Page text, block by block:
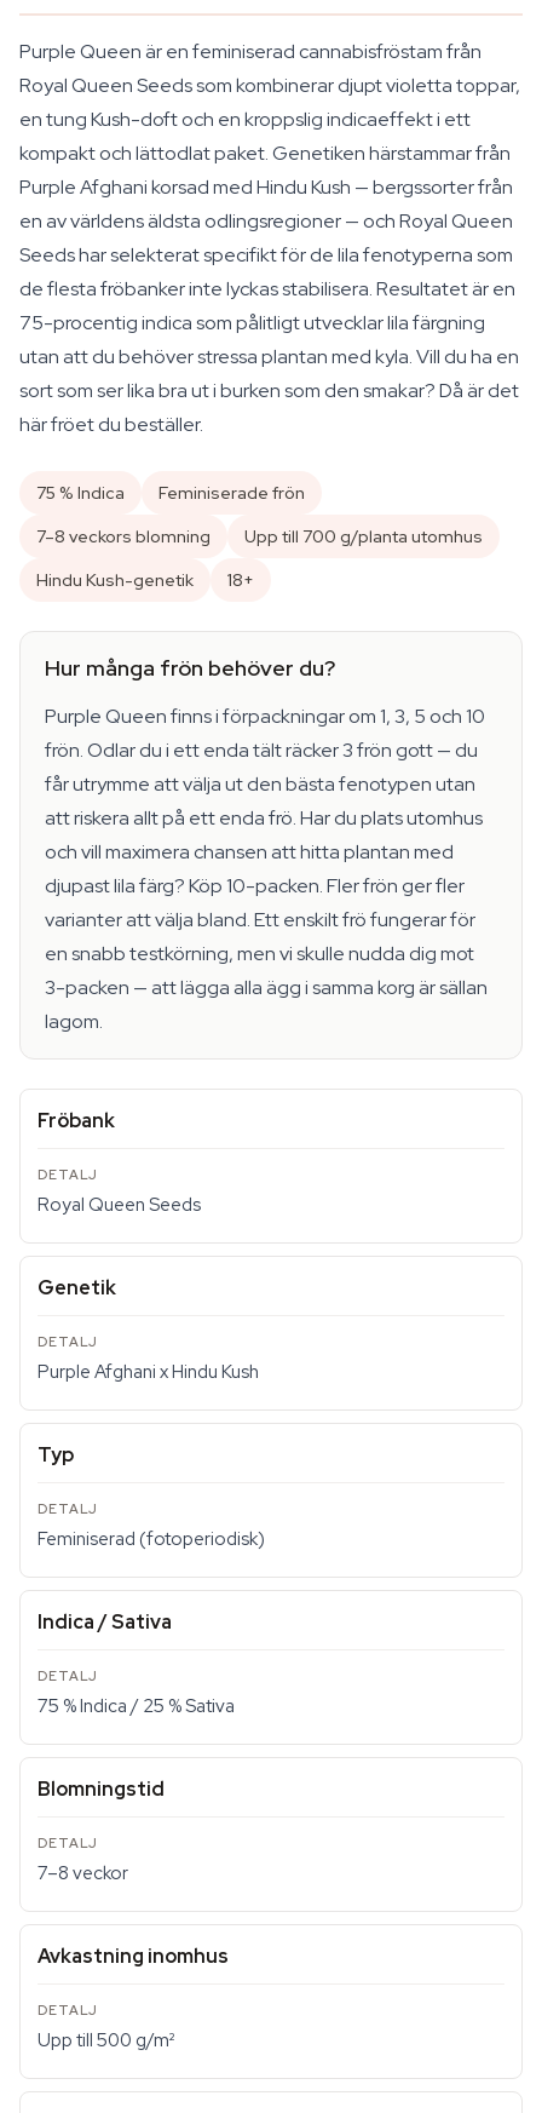
Purple Queen är en feminiserad cannabisfröstam från
Royal Queen Seeds som kombinerar djupt violetta toppar,
en tung Kush-doft och en kroppslig indicaeffekt i ett
kompakt och lättodlat paket. Genetiken härstammar från
Purple Afghani korsad med Hindu Kush — bergssorter från
en av världens äldsta odlingsregioner — och Royal Queen
Seeds har selekterat specifikt för de lila fenotyperna som
de flesta fröbanker inte lyckas stabilisera. Resultatet är en
75-procentig indica som pålitligt utvecklar lila färgning
utan att du behöver stressa plantan med kyla. Vill du ha en
sort som ser lika bra ut i burken som den smakar? Då är det
här fröet du beställer.
75 % Indica
Feminiserade frön
7–8 veckors blomning
Upp till 700 g/planta utomhus
Hindu Kush-genetik
18+
Hur många frön behöver du?
Purple Queen finns i förpackningar om 1, 3, 5 och 10
frön. Odlar du i ett enda tält räcker 3 frön gott — du
får utrymme att välja ut den bästa fenotypen utan
att riskera allt på ett enda frö. Har du plats utomhus
och vill maximera chansen att hitta plantan med
djupast lila färg? Köp 10-packen. Fler frön ger fler
varianter att välja bland. Ett enskilt frö fungerar för
en snabb testkörning, men vi skulle nudda dig mot
3-packen — att lägga alla ägg i samma korg är sällan
lagom.
Fröbank
Royal Queen Seeds
Genetik
Purple Afghani x Hindu Kush
Typ
Feminiserad (fotoperiodisk)
Indica / Sativa
75 % Indica / 25 % Sativa
Blomningstid
7–8 veckor
Avkastning inomhus
Upp till 500 g/m²